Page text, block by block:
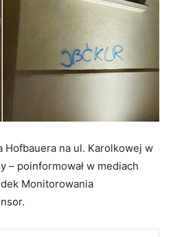
Hofbauera na ul. Karolkowej w
– poinformował w mediach
Monitorowania